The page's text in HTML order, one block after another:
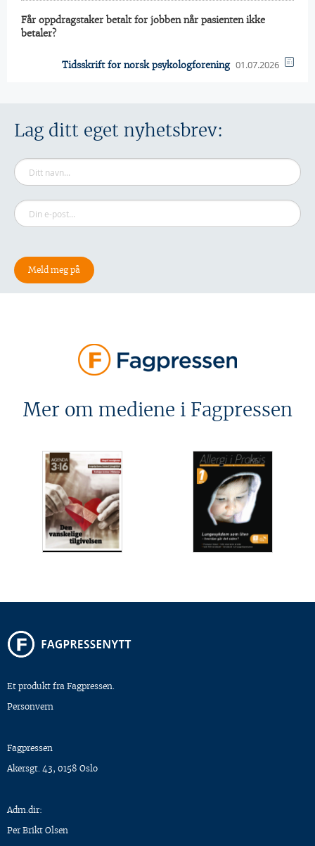
Får oppdragstaker betalt for jobben når pasienten ikke
betaler?
Tidsskrift for norsk psykologforening 01.07.2026
Lag ditt eget nyhetsbrev:
Mer om mediene i Fagpressen
Et produkt fra Fagpressen.
Personvern
Fagpressen
Akersgt. 43, 0158 Oslo
Adm.dir:
Per Brikt Olsen